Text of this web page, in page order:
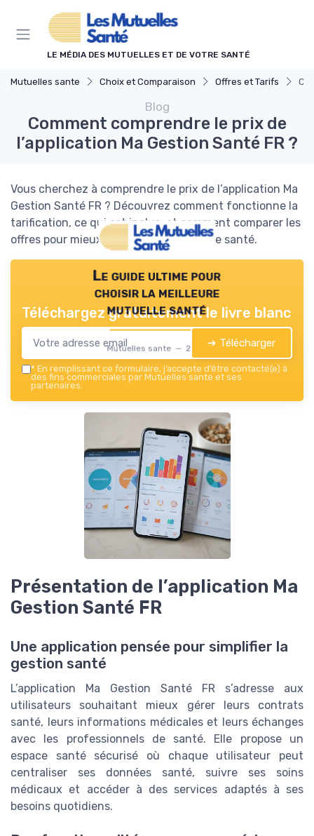
LE MÉDIA DES MUTUELLES ET DE VOTRE SANTÉ
Mutuelles sante Choix et Comparaison Offres et Tarifs
Blog
Comment comprendre le prix de
l’application Ma Gestion Santé FR ?
Vous cherchez à comprendre le prix de l’application Ma
Gestion Santé FR ? Découvrez comment fonctionne la
tarification, ce qui est inclus, et comment comparer les
offres pour mieux gérer votre assurance santé.
Le guide ultime pour
choisir la meilleure
mutuelle santé
Mutuelles sante — 2026
Téléchargez gratuitement le livre blanc
➔ Télécharger
* En remplissant ce formulaire, j’accepte d’être contacté(e) à
des fins commerciales par Mutuelles sante et ses
partenaires.
Présentation de l’application Ma
Gestion Santé FR
Une application pensée pour simplifier la
gestion santé
L’application Ma Gestion Santé FR s’adresse aux
utilisateurs souhaitant mieux gérer leurs contrats
santé, leurs informations médicales et leurs échanges
avec les professionnels de santé. Elle propose un
espace santé sécurisé où chaque utilisateur peut
centraliser ses données santé, suivre ses soins
médicaux et accéder à des services adaptés à ses
besoins quotidiens.